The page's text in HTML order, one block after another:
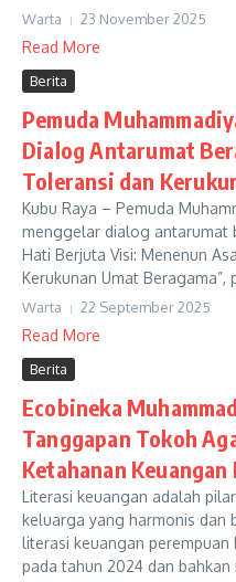
Warta 23 November 2025
Read More
Berita
Pemuda
Dialog Antarumat
Toleransi dan
Kubu Raya – Pemuda
menggelar dialog antarumat
Hati Berjuta Visi: Menenun
Kerukunan Umat Beragama”,
Warta 22 September 2025
Read More
Berita
Ecobineka
Tanggapan Tokoh
Ketahanan Keuangan
Literasi keuangan adalah
keluarga yang harmonis dan
literasi keuangan
pada tahun 2024 dan bahkan